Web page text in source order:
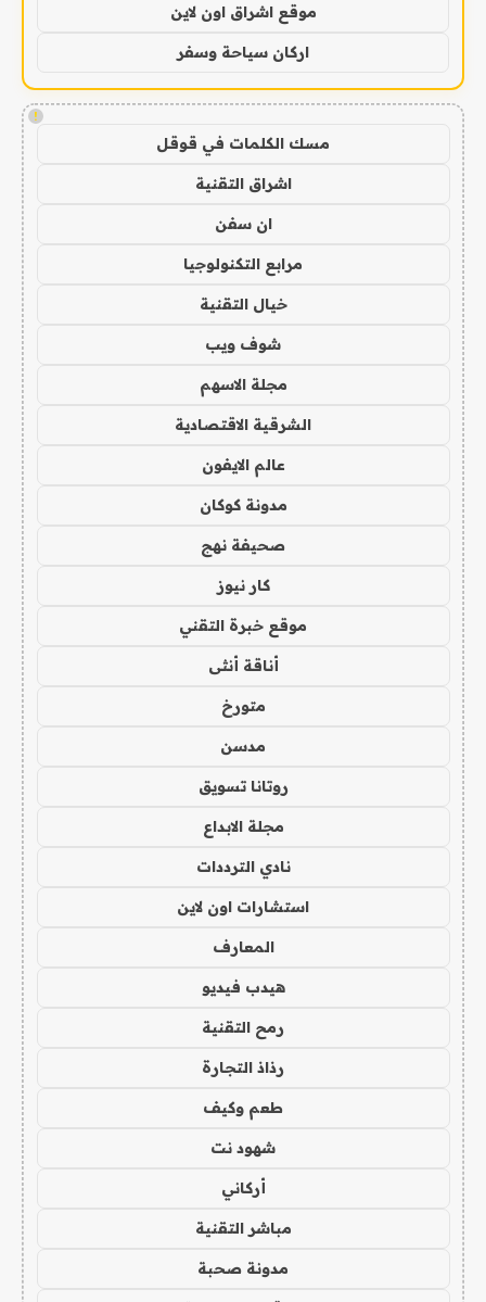
موقع اشراق اون لاين
اركان سياحة وسفر
!
مسك الكلمات في قوقل
اشراق التقنية
ان سفن
مرابع التكنولوجيا
خيال التقنية
شوف ويب
مجلة الاسهم
الشرقية الاقتصادية
عالم الايفون
مدونة كوكان
صحيفة نهج
كار نيوز
موقع خبرة التقني
أناقة أنثى
متورخ
مدسن
روتانا تسويق
مجلة الابداع
نادي الترددات
استشارات اون لاين
المعارف
هيدب فيديو
رمح التقنية
رذاذ التجارة
طعم وكيف
شهود نت
أركاني
مباشر التقنية
مدونة صحبة